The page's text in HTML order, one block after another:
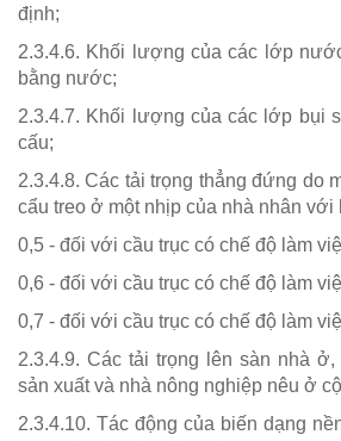
định;
2.3.4.6. Khối lượng của các lớp
bằng nước;
2.3.4.7. Khối lượng của các lớp bụi
cấu;
2.3.4.8. Các tải trọng thẳng đứng do
cẩu treo ở một nhịp của nhà nhân với
0,5 - đối với cầu trục có chế độ làm
0,6 - đối với cầu trục có chế độ làm
0,7 - đối với cầu trục có chế độ làm
2.3.4.9. Các tải trọng lên sàn nhà
sản xuất và nhà nông nghiệp nêu ở
2.3.4.10. Tác động của biến dạng